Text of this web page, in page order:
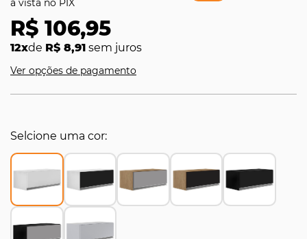
R$ 106,95
12xde R$ 8,91 sem juros
Ver opções de pagamento
Selcione uma cor